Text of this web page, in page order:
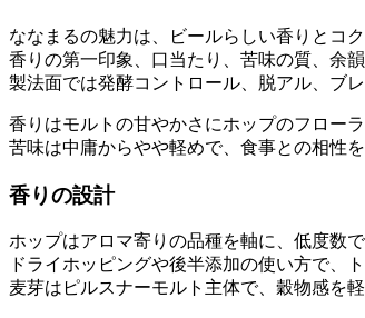
ななまるの魅力は、ビールらしい香りとコ
香りの第一印象、口当たり、苦味の質、余
製法面では発酵コントロール、脱アル、ブ
香りはモルトの甘やかさにホップのフロー
苦味は中庸からやや軽めで、食事との相性
香りの設計
ホップはアロマ寄りの品種を軸に、低度数
ドライホッピングや後半添加の使い方で、
麦芽はピルスナーモルト主体で、穀物感を